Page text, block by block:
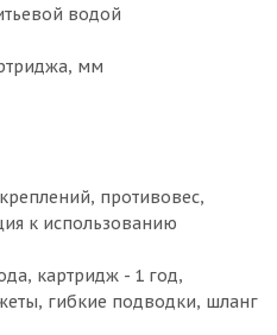
водой
мм
противовес,
к использованию
картридж - 1 год,
гибкие подводки, шланг